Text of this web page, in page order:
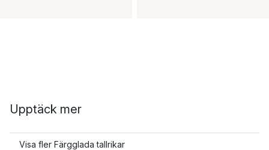
Upptäck mer
Visa fler Färgglada tallrikar